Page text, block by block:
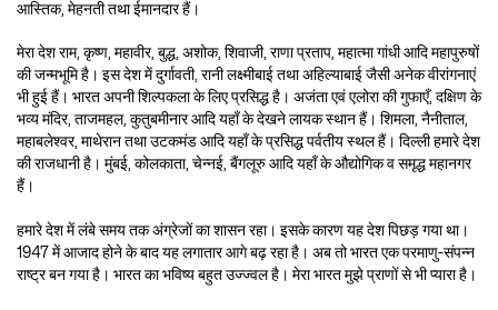
आस्तिक, मेहनती तथा ईमानदार हैं।
मेरा देश राम, कृष्ण, महावीर, बुद्ध, अशोक, शिवाजी, राणा प्रताप, महात्मा गांधी आदि महापुरुषों
की जन्मभूमि है। इस देश में दुर्गावती, रानी लक्ष्मीबाई तथा अहिल्याबाई जैसी अनेक वीरांगनाएं
भी हुई हैं। भारत अपनी शिल्पकला के लिए प्रसिद्ध है। अजंता एवं एलोरा की गुफाएँ, दक्षिण के
भव्य मंदिर, ताजमहल, कुतुबमीनार आदि यहाँ के देखने लायक स्थान हैं। शिमला, नैनीताल,
महाबलेश्वर, माथेरान तथा उटकमंड आदि यहाँ के प्रसिद्ध पर्वतीय स्थल हैं। दिल्ली हमारे देश
की राजधानी है। मुंबई, कोलकाता, चेन्नई, बैंगलूरु आदि यहाँ के औद्योगिक व समृद्ध महानगर
हैं।
हमारे देश में लंबे समय तक अंग्रेजों का शासन रहा। इसके कारण यह देश पिछड़ गया था।
1947 में आजाद होने के बाद यह लगातार आगे बढ़ रहा है। अब तो भारत एक परमाणु-संपन्न
राष्ट्र बन गया है। भारत का भविष्य बहुत उज्ज्वल है। मेरा भारत मुझे प्राणों से भी प्यारा है।